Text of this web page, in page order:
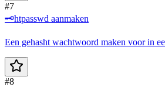
#7
🗝️htpasswd aanmaken
Een gehasht wachtwoord maken voor in
#8